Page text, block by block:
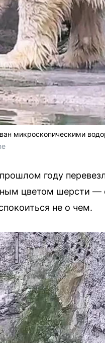
микроскопическими
году
цветом шерсти —
не о чем.